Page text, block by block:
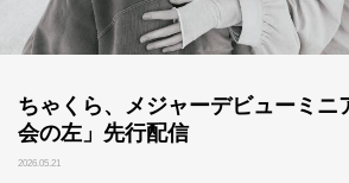
ちゃくら、メジャーデビューミニ
会の左」先行配信
2026.05.21